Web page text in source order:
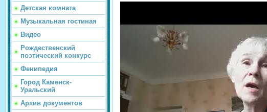
Детская комната
Музыкальная гостиная
Видео
Рождественский
поэтический конкурс
Фенипедия
Город Каменск-
Уральский
Архив документов